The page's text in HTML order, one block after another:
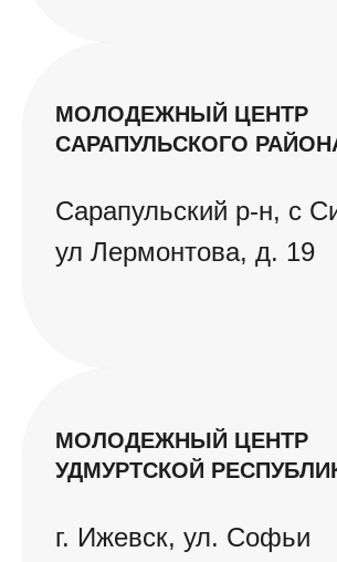
МОЛОДЕЖНЫЙ ЦЕНТР
САРАПУЛЬСКОГО
Сарапульский р-н, с
ул Лермонтова, д. 19
МОЛОДЕЖНЫЙ ЦЕНТР
УДМУРТСКОЙ
г. Ижевск, ул. Софьи